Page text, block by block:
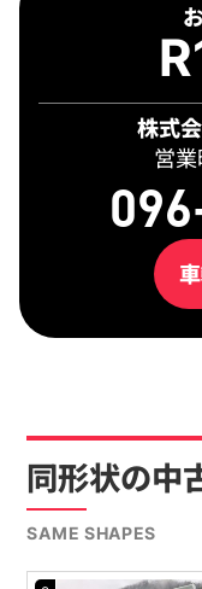
株式
営
同形状の中
SAME SHAPES